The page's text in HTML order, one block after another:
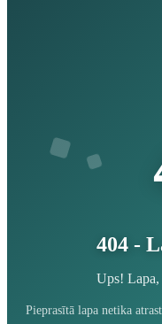
404 -
Ups! Lapa,
Pieprasītā lapa netika